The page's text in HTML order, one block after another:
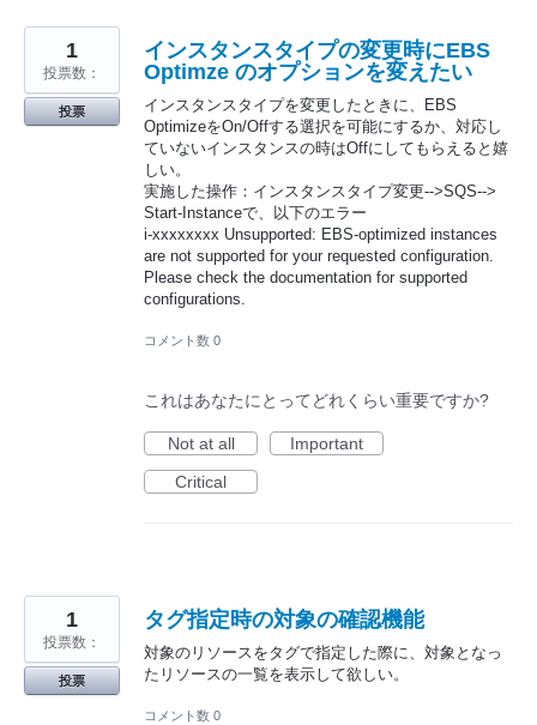
インスタンスタイプの変更時にEBS
Optimze のオプションを変えたい
インスタンスタイプを変更したときに、EBS
OptimizeをOn/Offする選択を可能にするか、対応し
ていないインスタンスの時はOffにしてもらえると嬉
しい。
実施した操作：インスタンスタイプ変更-->SQS-->
Start-Instanceで、以下のエラー
i-xxxxxxxx Unsupported: EBS-optimized instances
are not supported for your requested configuration.
Please check the documentation for supported
configurations.
1
投票数：
投票
コメント数 0
これはあなたにとってどれくらい重要ですか?
Not at all
Important
Critical
タグ指定時の対象の確認機能
対象のリソースをタグで指定した際に、対象となっ
たリソースの一覧を表示して欲しい。
1
投票数：
投票
コメント数 0